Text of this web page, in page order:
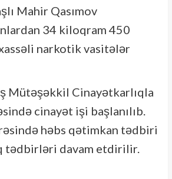
Mahir Qasımov
34 kiloqram 450
narkotik vasitələr
Mütəşəkkil Cinayətkarlıqla
cinayət işi başlanılıb.
həbs qətimkan tədbiri
tədbirləri davam etdirilir.